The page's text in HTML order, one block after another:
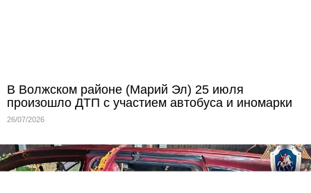
В Волжском районе (Марий Эл) 25 июля
произошло ДТП с участием автобуса и иномарки
26/07/2026